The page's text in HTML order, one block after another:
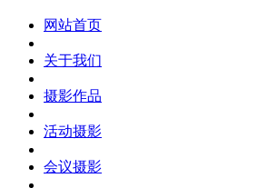
网站首页
关于我们
摄影作品
活动摄影
会议摄影